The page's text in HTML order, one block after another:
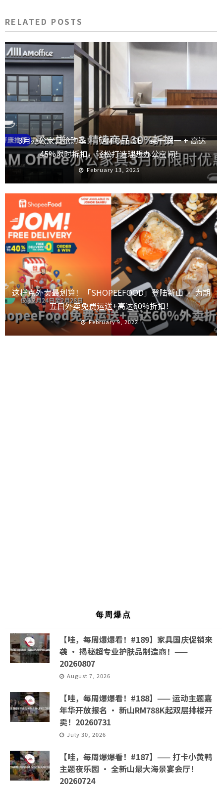
RELATED POSTS
3月办公家具抢购季！「AM OFFICE」买一送一 + 高达
45%限时折扣，轻松打造理想办公空间！
February 13, 2025
这样点外卖最划算！「SHOPEEFOOD」登陆新山 · 为期
五日外卖免费运送+高达60%折扣！
February 9, 2022
每周爆点
【哇，每周爆爆看！#189】家具国庆促销来
袭 · 揭秘超专业护肤品制造商！——
20260807
August 7, 2026
【哇，每周爆爆看！#188】—— 运动主题嘉
年华开放报名 · 新山RM788K起双层排楼开
卖！20260731
July 30, 2026
【哇，每周爆爆看！#187】—— 打卡小黄鸭
主题夜乐园 · 全新山最大海景宴会厅！
20260724